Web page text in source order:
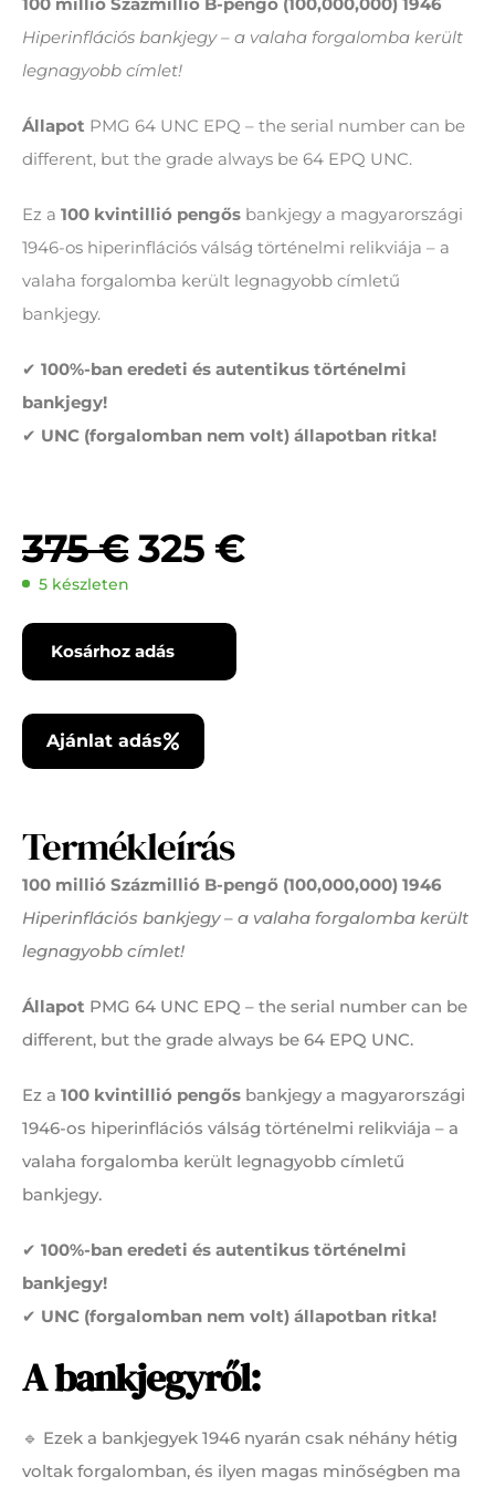
Hiperinflációs bankjegy – a valaha forgalomba került
legnagyobb címlet!
Állapot PMG 64 UNC EPQ – the serial number can be
different, but the grade always be 64 EPQ UNC.
Ez a 100 kvintillió pengős bankjegy a magyarországi
1946-os hiperinflációs válság történelmi relikviája – a
valaha forgalomba került legnagyobb címletű
bankjegy.
✔ 100%-ban eredeti és autentikus történelmi
bankjegy!
✔ UNC (forgalomban nem volt) állapotban ritka!
375€ 325 €
5 készleten
Kosárhoz adás
Ajánlat adás
Termékleírás
100 millió Százmillió B-pengő (100,000,000) 1946
Hiperinflációs bankjegy – a valaha forgalomba került
legnagyobb címlet!
Állapot PMG 64 UNC EPQ – the serial number can be
different, but the grade always be 64 EPQ UNC.
Ez a 100 kvintillió pengős bankjegy a magyarországi
1946-os hiperinflációs válság történelmi relikviája – a
valaha forgalomba került legnagyobb címletű
bankjegy.
✔ 100%-ban eredeti és autentikus történelmi
bankjegy!
✔ UNC (forgalomban nem volt) állapotban ritka!
A bankjegyről:
🔹 Ezek a bankjegyek 1946 nyarán csak néhány hétig
voltak forgalomban, és ilyen magas minőségben ma